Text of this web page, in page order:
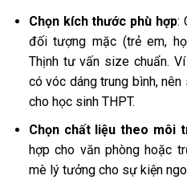
Chọn kích thước phù hợp:
đối tượng mặc (trẻ em,
Thịnh tư vấn size chuẩn.
có vóc dáng trung bình,
cho học sinh THPT.
Chọn chất liệu theo môi
hợp cho văn phòng hoặc
mè lý tưởng cho sự kiện